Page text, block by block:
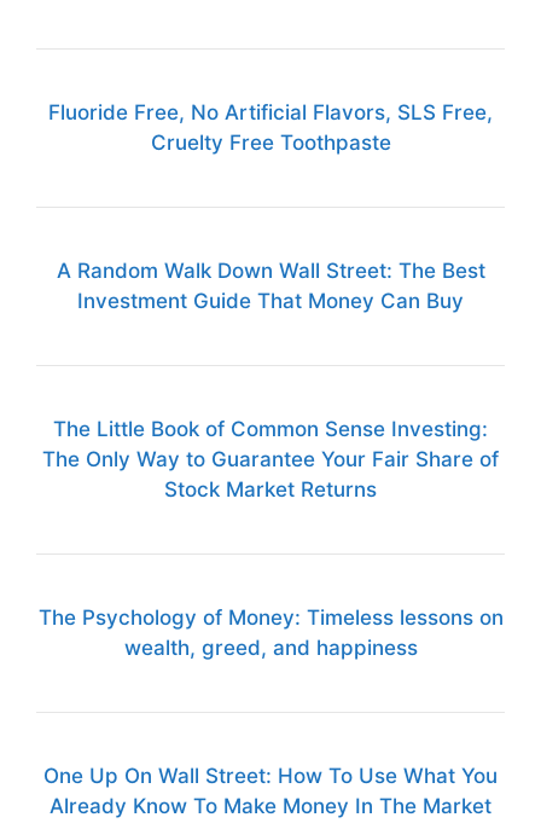
Fluoride Free, No Artificial Flavors, SLS Free,
Cruelty Free Toothpaste
A Random Walk Down Wall Street: The Best
Investment Guide That Money Can Buy
The Little Book of Common Sense Investing:
The Only Way to Guarantee Your Fair Share of
Stock Market Returns
The Psychology of Money: Timeless lessons on
wealth, greed, and happiness
One Up On Wall Street: How To Use What You
Already Know To Make Money In The Market